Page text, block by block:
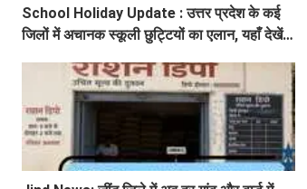
School Holiday Update : उत्तर प्रदेश के कई
जिलों में अचानक स्कूली छुट्टियों का एलान, यहाँ देखें